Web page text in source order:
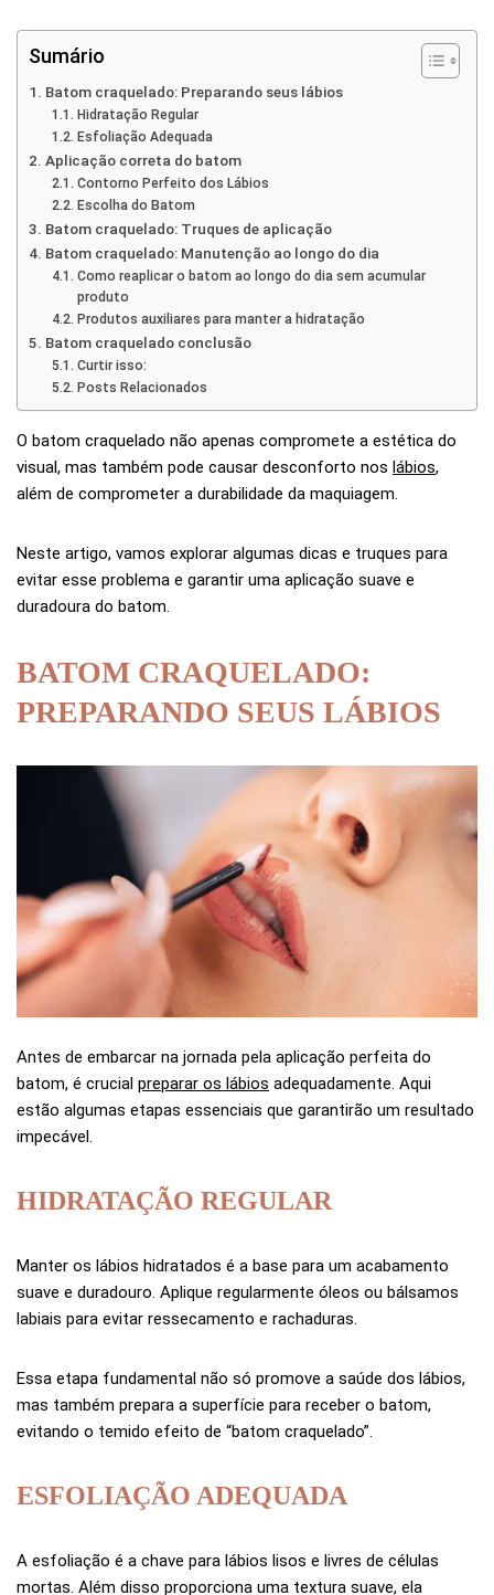
Sumário
Batom craquelado: Preparando seus lábios
Hidratação Regular
Esfoliação Adequada
Aplicação correta do batom
Contorno Perfeito dos Lábios
Escolha do Batom
Batom craquelado: Truques de aplicação
Batom craquelado: Manutenção ao longo do dia
Como reaplicar o batom ao longo do dia sem acumular
produto
Produtos auxiliares para manter a hidratação
Batom craquelado conclusão
Curtir isso:
Posts Relacionados
O batom craquelado não apenas compromete a estética do
visual, mas também pode causar desconforto nos lábios,
além de comprometer a durabilidade da maquiagem.
Neste artigo, vamos explorar algumas dicas e truques para
evitar esse problema e garantir uma aplicação suave e
duradoura do batom.
BATOM CRAQUELADO:
PREPARANDO SEUS LÁBIOS
Antes de embarcar na jornada pela aplicação perfeita do
batom, é crucial preparar os lábios adequadamente. Aqui
estão algumas etapas essenciais que garantirão um resultado
impecável.
HIDRATAÇÃO REGULAR
Manter os lábios hidratados é a base para um acabamento
suave e duradouro. Aplique regularmente óleos ou bálsamos
labiais para evitar ressecamento e rachaduras.
Essa etapa fundamental não só promove a saúde dos lábios,
mas também prepara a superfície para receber o batom,
evitando o temido efeito de “batom craquelado”.
ESFOLIAÇÃO ADEQUADA
A esfoliação é a chave para lábios lisos e livres de células
mortas. Além disso proporciona uma textura suave, ela